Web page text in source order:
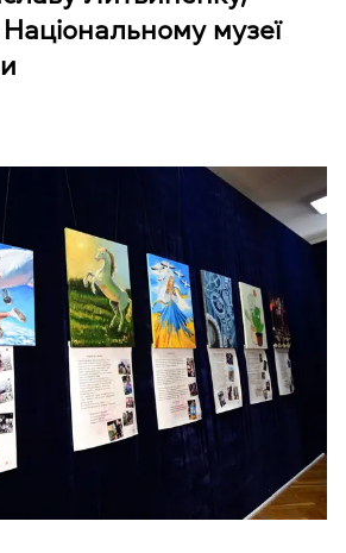
Національному музеї